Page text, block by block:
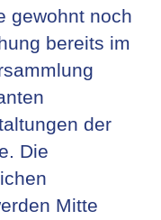
gewohnt noch
bereits im
der
Die
Mitte